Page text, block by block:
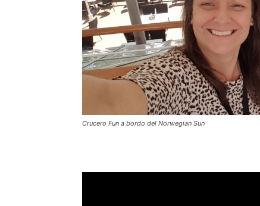
Crucero Fun a bordo del Norwegian Sun